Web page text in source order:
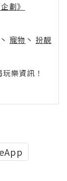
劃》
丶 寵物 丶 扮靚
樂資訊！